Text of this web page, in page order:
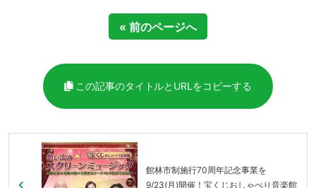
« 前のページへ
この記事のタイトルとURLをコピーする
館林市制施行70周年記念事業を
9/23(月)開催！宝くじおしゃべり音楽館